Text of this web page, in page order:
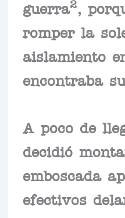
guerra
2
,
romper la
aislamiento
encontraba su
A poco de
decidió
emboscada
efectivos